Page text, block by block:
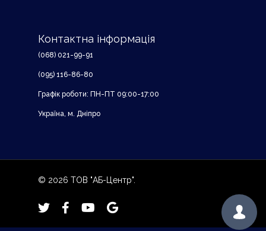
Контактна інформація
(068) 021-99-91
(095) 116-86-80
Графік роботи: ПН-ПТ 09:00-17:00
Україна, м. Дніпро
© 2026 ТОВ "АБ-Центр".
twitter facebookyoutubegoogle-